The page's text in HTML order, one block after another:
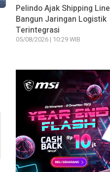
Pelindo Ajak Shipping Line
Bangun Jaringan Logistik
Terintegrasi
05/08/2026 | 10:29 WIB